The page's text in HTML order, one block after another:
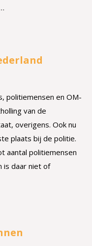
politiemensen en OM-
van de
overigens. Ook nu
plaats bij de politie.
aantal politiemensen
is daar niet of